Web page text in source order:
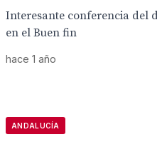
Interesante conferencia del
en el Buen fin
hace 1 año
ANDALUCÍA